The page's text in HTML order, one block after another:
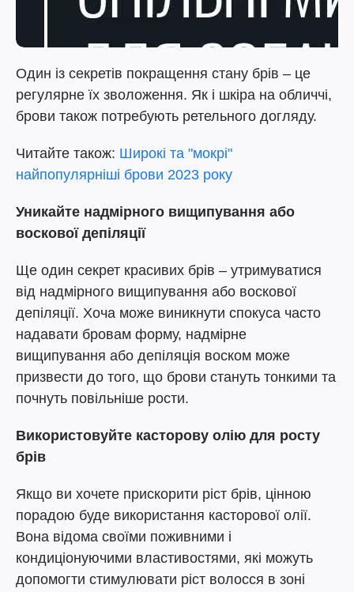
Один із секретів покращення стану брів – це
регулярне їх зволоження. Як і шкіра на обличчі,
брови також потребують ретельного догляду.
Читайте також: Широкі та "мокрі"
найпопулярніші брови 2023 року
Уникайте надмірного вищипування або
воскової депіляції
Ще один секрет красивих брів – утримуватися
від надмірного вищипування або воскової
депіляції. Хоча може виникнути спокуса часто
надавати бровам форму, надмірне
вищипування або депіляція воском може
призвести до того, що брови стануть тонкими та
почнуть повільніше рости.
Використовуйте касторову олію для росту
брів
Якщо ви хочете прискорити ріст брів, цінною
порадою буде використання касторової олії.
Вона відома своїми поживними і
кондиціонуючими властивостями, які можуть
допомогти стимулювати ріст волосся в зоні